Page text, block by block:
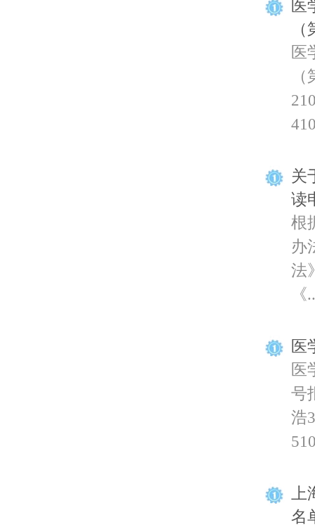
医
医
关
读
根
办
法
《
医
医
号
浩
上
名